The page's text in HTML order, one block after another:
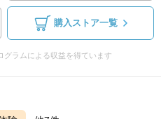
購入ストア一覧
グラムによる収益を得ています